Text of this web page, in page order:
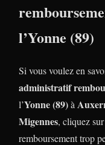
l’Yonne (89)
Si vous voulez en
administratif
l’Yonne (89)à
Migennes, cliquez
remboursement trop